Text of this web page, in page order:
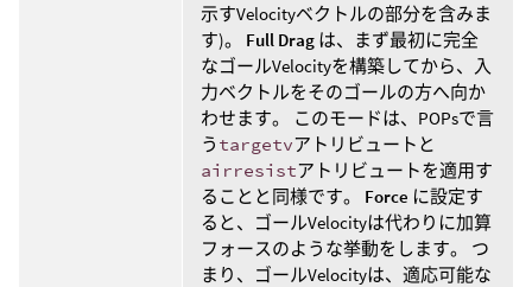
示すVelocityベクトルの部分を含みま
す)。 Full Drag は、まず最初に完全
なゴールVelocityを構築してから、入
力ベクトルをそのゴールの方へ向か
わせます。 このモードは、POPsで言
う targetvアトリビュートと
airresistアトリビュートを適用す
ることと同様です。 Force に設定す
ると、ゴールVelocityは代わりに加算
フォースのような挙動をします。 つ
まり、ゴールVelocityは、適応可能な